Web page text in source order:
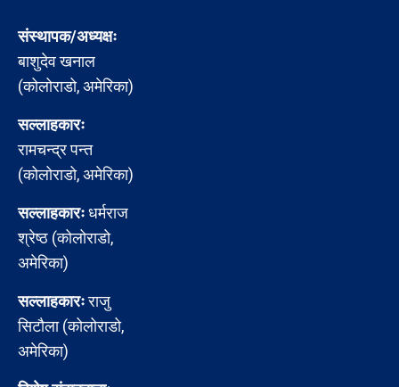
संस्थापक/अध्यक्षः
बाशुदेव खनाल
(कोलोराडो, अमेरिका)
सल्लाहकारः
रामचन्द्र पन्त
(कोलोराडो, अमेरिका)
सल्लाहकारःधर्मराज
श्रेष्ठ (कोलोराडो,
अमेरिका)
सल्लाहकारःराजु
सिटौला (कोलोराडो,
अमेरिका)